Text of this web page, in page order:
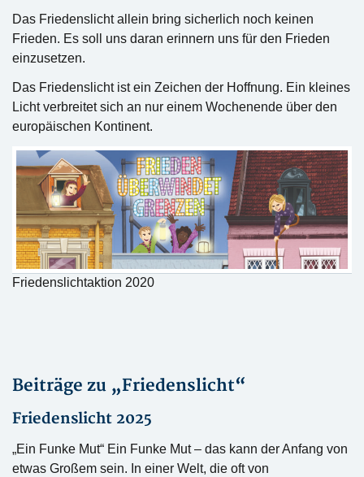
Das Friedenslicht allein bring sicherlich noch keinen
Frieden. Es soll uns daran erinnern uns für den Frieden
einzusetzen.
Das Friedenslicht ist ein Zeichen der Hoffnung. Ein kleines
Licht verbreitet sich an nur einem Wochenende über den
europäischen Kontinent.
Friedenslichtaktion 2020
Beiträge zu „Friedenslicht“
Friedenslicht 2025
„Ein Funke Mut“ Ein Funke Mut – das kann der Anfang von
etwas Großem sein. In einer Welt, die oft von